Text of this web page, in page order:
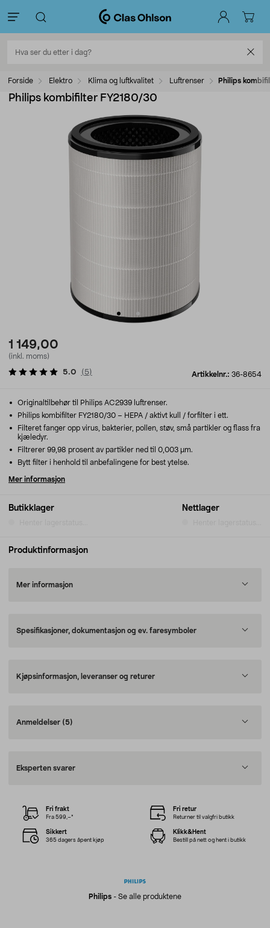
Forside Elektro Klima og luftkvalitet Luftrenser Philips
Philips kombifilter FY2180/30
1 149,00
(inkl. moms)
Artikkelnr.: 36-8654
5.0 ( 5)
Butikklager Nettlager
Originaltilbehør til Philips AC2939 luftrenser.
Philips kombifilter FY2180/30 – HEPA / aktivt kull / forfilter i ett.
Filteret fanger opp virus, bakterier, pollen, støv, små partikler og flass fra
kjæledyr.
Filtrerer 99,98 prosent av partikler ned til 0,003 µm.
Bytt filter i henhold til anbefalingene for best ytelse.
Mer informasjon
Produktinformasjon
Mer informasjon
Spesifikasjoner, dokumentasjon og ev. faresymboler
Kjøpsinformasjon, leveranser og returer
Anmeldelser (5)
Eksperten svarer
Philips - Se alle produktene
Fri frakt
Fra 599,–*
Fri retur
Returner til valgfri butikk
Sikkert
365 dagers åpent kjøp
Klikk&Hent
Bestill på nett og hent i butikk